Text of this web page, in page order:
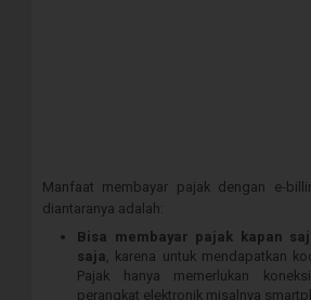
Manfaat membayar pajak dengan e-
diantaranya adalah:
Bisa membayar pajak kapan
saja , karena untuk mendapatkan
Pajak hanya memerlukan
perangkat elektronik misalnya